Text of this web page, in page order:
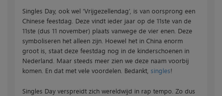
Singles Day, ook wel ‘Vrijgezellendag’, is van oorsprong een
Chinese feestdag. Deze vindt ieder jaar op de 11ste van de
11ste (dus 11 november) plaats vanwege de vier enen. Deze
symboliseren het alleen zijn. Hoewel het in China enorm
groot is, staat deze feestdag nog in de kinderschoenen in
Nederland. Maar steeds meer zien we deze naam voorbij
komen. En dat met vele voordelen. Bedankt, singles!
Singles Day verspreidt zich wereldwijd in rap tempo. Zo dus